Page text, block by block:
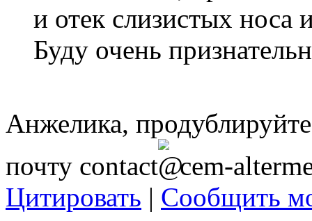
и отек слизистых носа
Буду очень
Анжелика,
почту contact
cem-
Цитировать | Сообщить